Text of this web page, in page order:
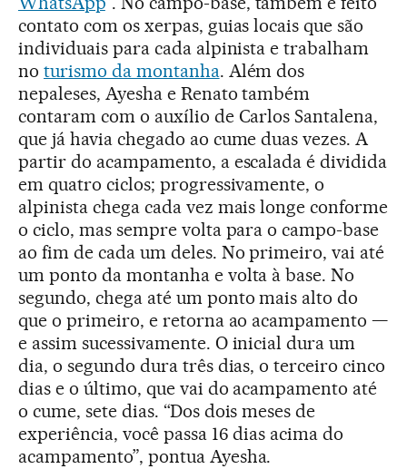
contato com os xerpas, guias locais que são
individuais para cada alpinista e trabalham
no turismo da montanha. Além dos
nepaleses, Ayesha e Renato também
contaram com o auxílio de Carlos Santalena,
que já havia chegado ao cume duas vezes. A
partir do acampamento, a escalada é dividida
em quatro ciclos; progressivamente, o
alpinista chega cada vez mais longe conforme
o ciclo, mas sempre volta para o campo-base
ao fim de cada um deles. No primeiro, vai até
um ponto da montanha e volta à base. No
segundo, chega até um ponto mais alto do
que o primeiro, e retorna ao acampamento —
e assim sucessivamente. O inicial dura um
dia, o segundo dura três dias, o terceiro cinco
dias e o último, que vai do acampamento até
o cume, sete dias. “Dos dois meses de
experiência, você passa 16 dias acima do
acampamento”, pontua Ayesha.